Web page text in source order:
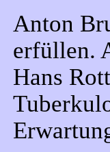
Anton
erfüllen.
Hans